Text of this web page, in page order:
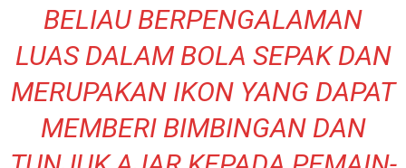
BELIAU BERPENGALAMAN
LUAS DALAM BOLA SEPAK DAN
MERUPAKAN IKON YANG DAPAT
MEMBERI BIMBINGAN DAN